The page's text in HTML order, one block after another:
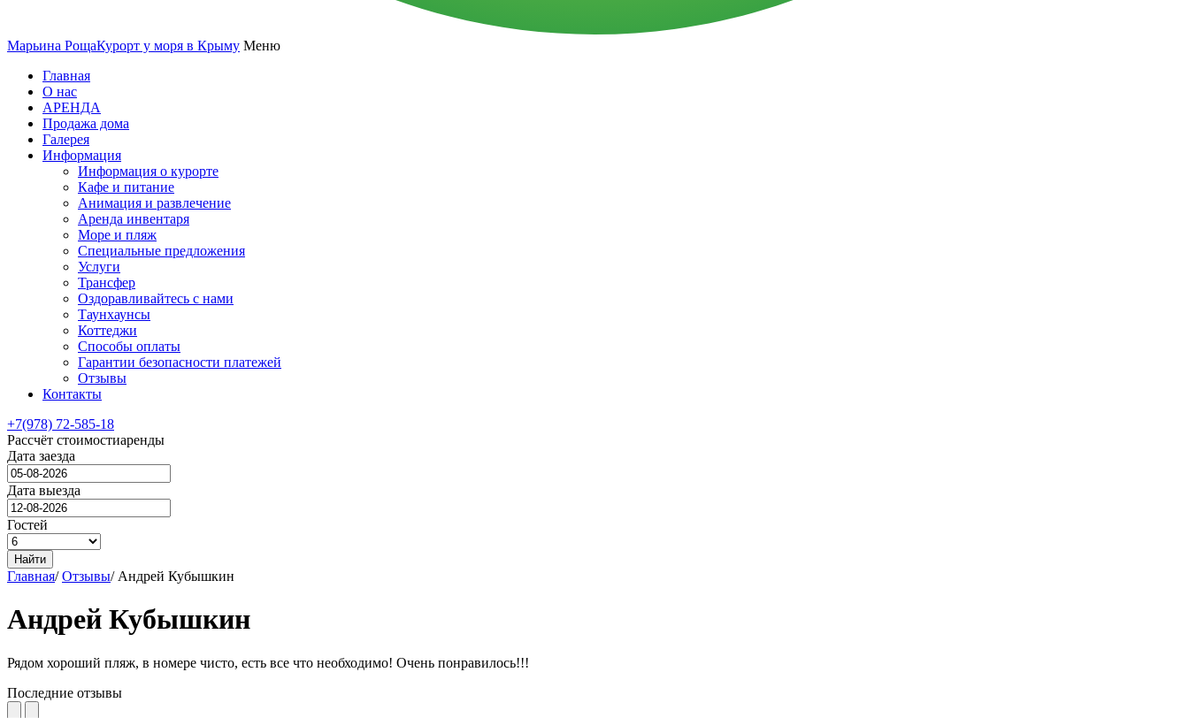
Марьина РощаКурорт у моря в Крыму Меню
Главная
О нас
АРЕНДА
Продажа дома
Галерея
Информация
Информация о курорте
Кафе и питание
Анимация и развлечение
Аренда инвентаря
Море и пляж
Специальные предложения
Услуги
Трансфер
Оздоравливайтесь с нами
Таунхаунсы
Коттеджи
Способы оплаты
Гарантии безопасности платежей
Отзывы
Контакты
+7(978) 72-585-18
Рассчёт стоимостиаренды
Дата заезда
Дата выезда
Гостей
Найти
Главная/ Отзывы/ Андрей Кубышкин
Андрей Кубышкин
Рядом хороший пляж, в номере чисто, есть все что необходимо! Очень понравилось!!!
Последние отзывы